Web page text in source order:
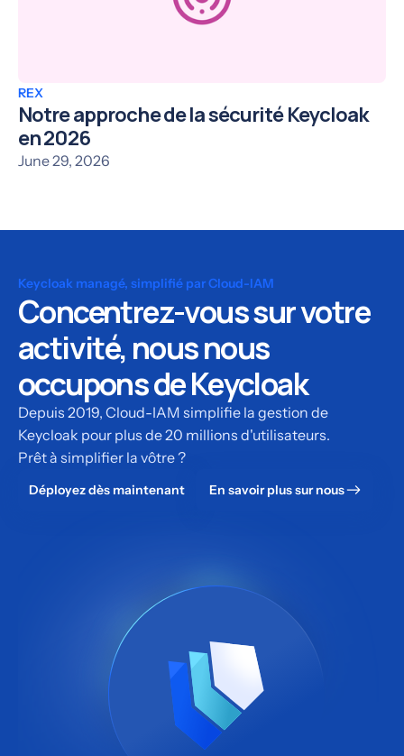
REX
Notre approche de la sécurité Keycloak
en 2026
June 29, 2026
Keycloak managé, simplifié par Cloud-IAM
Concentrez-vous sur votre
activité, nous nous
occupons de Keycloak
Depuis 2019, Cloud-IAM simplifie la gestion de
Keycloak pour plus de 20 millions d'utilisateurs.
Prêt à simplifier la vôtre ?
Déployez dès maintenant En savoir plus sur nous